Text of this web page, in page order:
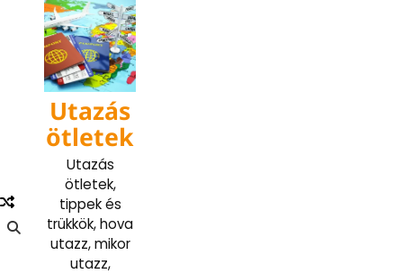
content
Utazás
ötletek
Utazás
ötletek,
tippek és
trükkök, hova
utazz, mikor
utazz,